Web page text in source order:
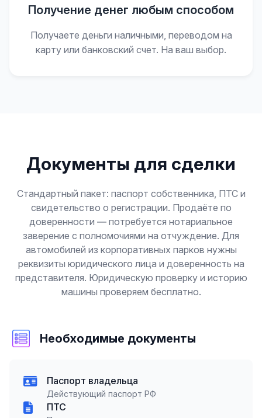
Получение денег любым способом
Получаете деньги наличными, переводом на
карту или банковский счет. На ваш выбор.
Документы для сделки
Стандартный пакет: паспорт собственника, ПТС и
свидетельство о регистрации. Продаёте по
доверенности — потребуется нотариальное
заверение с полномочиями на отчуждение. Для
автомобилей из корпоративных парков нужны
реквизиты юридического лица и доверенность на
представителя. Юридическую проверку и историю
машины проверяем бесплатно.
Необходимые документы
Паспорт владельца
Действующий паспорт РФ
ПТС